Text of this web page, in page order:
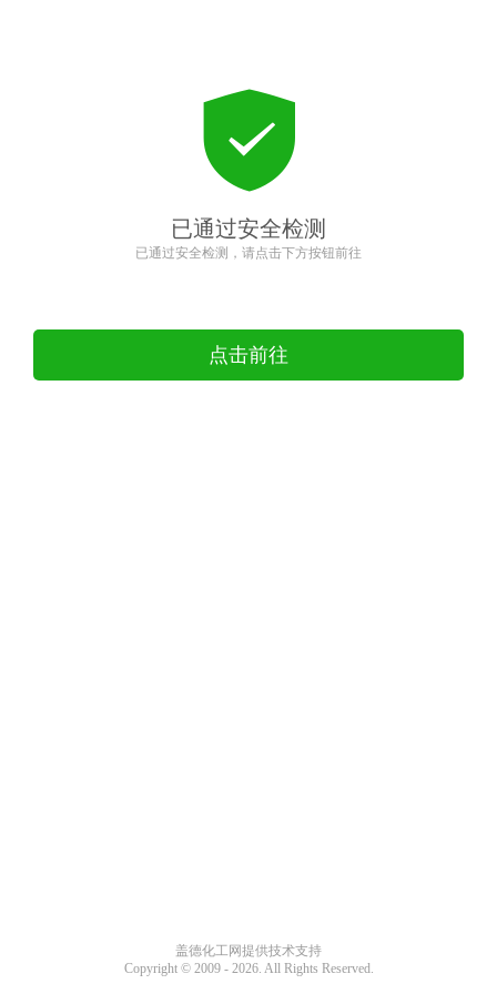
已通过安全检测
已通过安全检测，请点击下方按钮前往
点击前往
盖德化工网提供技术支持
Copyright © 2009 - 2026. All Rights Reserved.